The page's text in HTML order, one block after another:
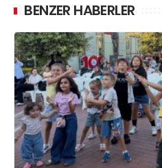
BENZER HABERLER